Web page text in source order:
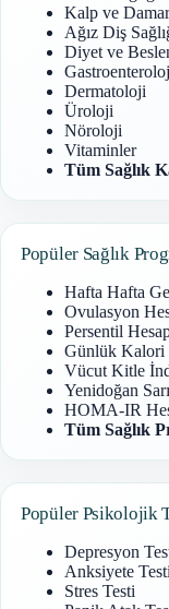
Kalp ve Damar
Ağız Diş
Diyet ve
Dermatoloji
Üroloji
Nöroloji
Vitaminler
Tüm Sağlık
Popüler Sağlık
Hafta Hafta
Ovulasyon
Persentil
Günlük Kalori
Vücut Kitle
Yenidoğan
HOMA-IR
Tüm Sağlık
Popüler Psikolojik
Depresyon
Anksiyete Testi
Stres Testi